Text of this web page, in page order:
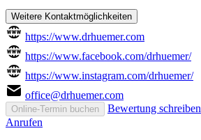
Weitere Kontaktmöglichkeiten
https://www.drhuemer.com
https://www.facebook.com/drhuemer/
https://www.instagram.com/drhuemer/
office@drhuemer.com
Online-Termin buchen
Bewertung schreiben
Anrufen